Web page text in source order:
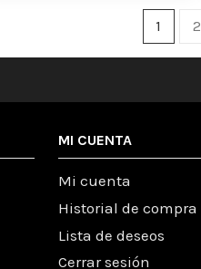
1 2
MI CUENTA
Mi cuenta
Historial de compra
Lista de deseos
Cerrar sesión